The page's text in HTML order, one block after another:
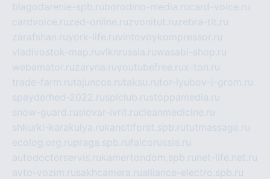
blagodarenie-spb.ruborodino-media.rucard-voice.ru
cardvoice.ruzed-online.ruzvonitut.ruzebra-tlt.ru
zarafshan.ruyork-life.ruvintovoykompressor.ru
vladivostok-map.ruvlknrussia.ruwasabi-shop.ru
webamator.ruzaryna.ruyoutubefree.rux-ton.ru
trade-farm.rutajuncos.rutaksu.rutor-lyubov-i-grom.ru
spayderhed-2022.rusplclub.rustoppamedia.ru
snow-guard.ruslovar-ivrit.rucleanmedicine.ru
shkurki-karakulya.rukanotiforet.spb.rututmassage.ru
ecolog.org.rupraga.spb.rufalcorussia.ru
autodoctorservis.rukamertondom.spb.ru net-life.net.ru
avto-vozim.rusakhcamera.rualliance-electro.spb.ru